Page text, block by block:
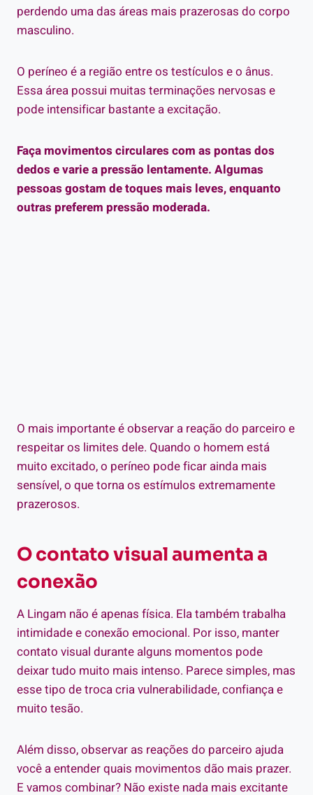
perdendo uma das áreas mais prazerosas do corpo
masculino.
O períneo é a região entre os testículos e o ânus.
Essa área possui muitas terminações nervosas e
pode intensificar bastante a excitação.
Faça movimentos circulares com as pontas dos
dedos e varie a pressão lentamente. Algumas
pessoas gostam de toques mais leves, enquanto
outras preferem pressão moderada.
O mais importante é observar a reação do parceiro e
respeitar os limites dele. Quando o homem está
muito excitado, o períneo pode ficar ainda mais
sensível, o que torna os estímulos extremamente
prazerosos.
O contato visual aumenta a
conexão
A Lingam não é apenas física. Ela também trabalha
intimidade e conexão emocional. Por isso, manter
contato visual durante alguns momentos pode
deixar tudo muito mais intenso. Parece simples, mas
esse tipo de troca cria vulnerabilidade, confiança e
muito tesão.
Além disso, observar as reações do parceiro ajuda
você a entender quais movimentos dão mais prazer.
E vamos combinar? Não existe nada mais excitante